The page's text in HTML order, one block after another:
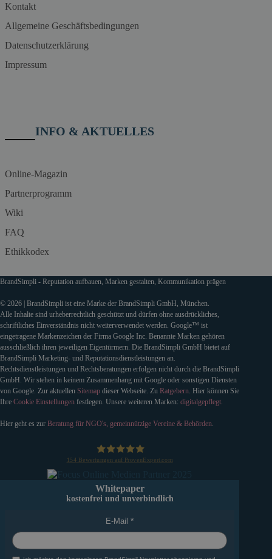
Kontakt
Allgemeine Geschäftsbedingungen
Datenschutzerklärung
Impressum
INFO & AKTUELLES
Online-Magazin
Partnerprogramm
Wiki
FAQ
Ethikkodex
BrandSimpli - Reputation aufbauen, Marken gestalten, Kommunikation prägen
© 2026 | BrandSimpli ist eine Marke der BrandSimpli GmbH, München.
Alle Inhalte sind urheberrechtlich geschützt und dürfen ohne ausdrückliches,
schriftliches Einverständnis nicht weiterverwendet werden. Google™ ist
eingetragene Markenzeichen der Firma Google Inc. Benannte Marken gehören
ausschließlich ihren jeweiligen Eigentürmern. Die BrandSimpli GmbH bietet auf
BrandSimpli Marketing- und Reputationsdienstleistungen an.
Rechtsdienstleistungen und Rechtsberatungen erfolgen nicht durch die BrandSimpli
GmbH. Wir stehen in keinem Zusammenhang mit Google oder sonstigen Diensten
von Google. Zur aktuellen Sitemap dieser Webseite. Zu Ratgebern . Hier können Sie
Ihre Cookie Einstellungen festlegen. Unsere weiteren Marken: digitalgepflegt
Hier geht es zur Beratung für NGO's, gemeinnützige Vereine & Behörden
154 Bewertungen auf ProvenExpert.com
Whitepaper
kostenfrei und unverbindlich
E-Mail